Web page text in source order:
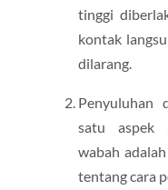
tinggi
kontak
dilarang.
Penyuluhan
satu aspek
wabah
tentang cara